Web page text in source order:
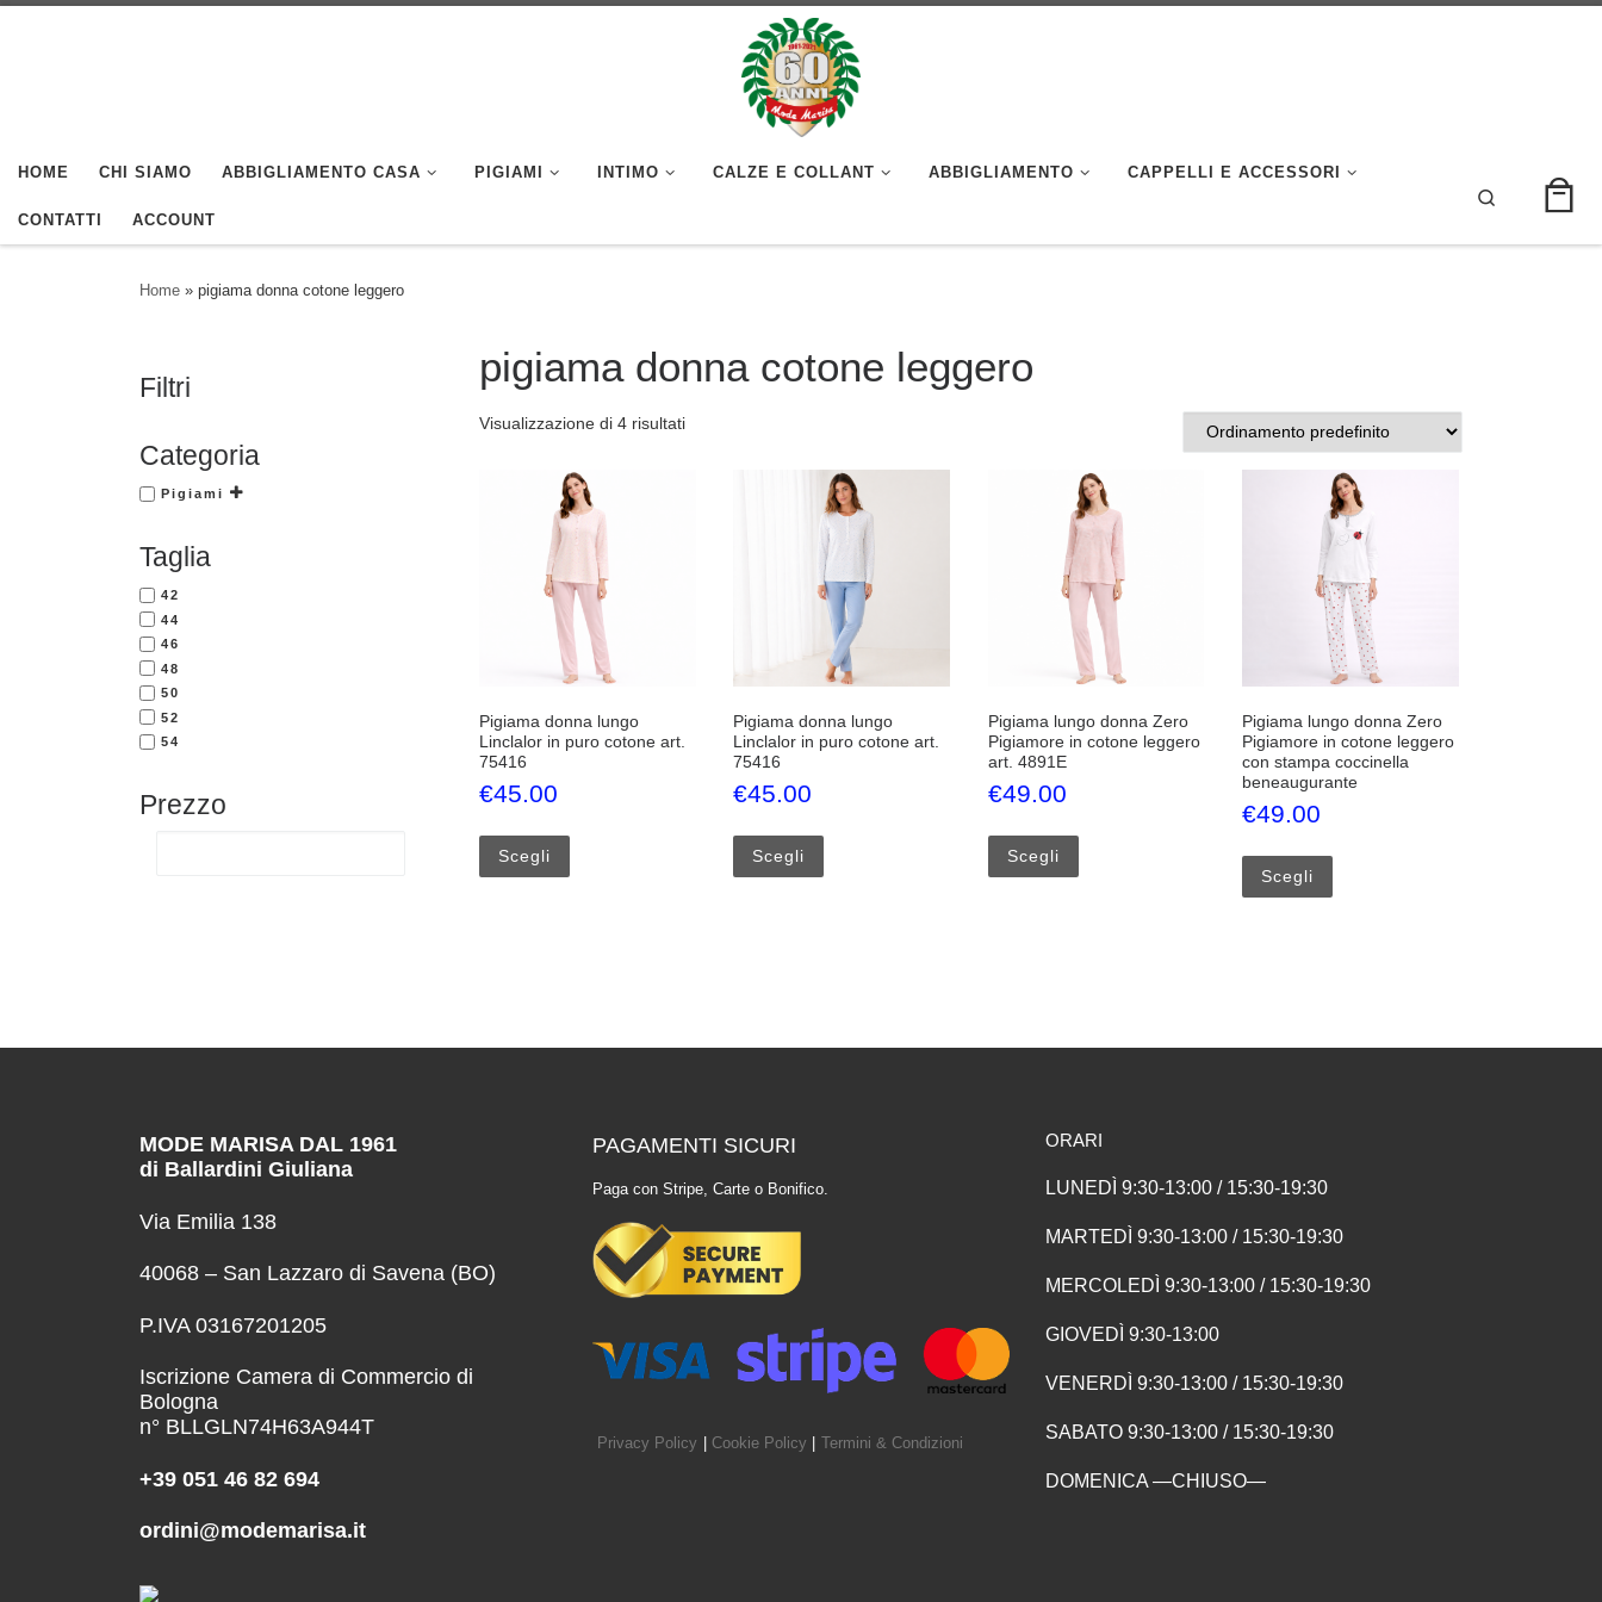
HOME CHI SIAMO ABBIGLIAMENTO CASA PIGIAMI INTIMO CALZE E COLLANT ABBIGLIAMENTO CAPPELLI E ACCESSORI
CONTATTI ACCOUNT
Search
Home » pigiama donna cotone leggero
pigiama donna cotone leggero
Visualizzazione di 4 risultati
Pigiama donna lungo
Linclalor in puro cotone art.
75416
€45.00
Scegli
Questo prodotto ha più varianti. Le opzioni possono essere scelte nella pagina del prodotto
Pigiama donna lungo
Linclalor in puro cotone art.
75416
€45.00
Scegli
Questo prodotto ha più varianti. Le opzioni possono essere scelte nella pagina del prodotto
Pigiama lungo donna Zero
Pigiamore in cotone leggero
art. 4891E
€49.00
Scegli
Questo prodotto ha più varianti. Le opzioni possono essere scelte
Pigiama lungo donna Zero
Pigiamore in cotone leggero
con stampa coccinella
beneaugurante
€49.00
Scegli
Filtri
Categoria
Pigiami
Taglia
42
44
46
48
50
52
54
Prezzo
MODE MARISA DAL 1961
di Ballardini Giuliana
Via Emilia 138
40068 – San Lazzaro di Savena (BO)
P.IVA 03167201205
Iscrizione Camera di Commercio di
Bologna
n° BLLGLN74H63A944T
+39 051 46 82 694
ordini@modemarisa.it
PAGAMENTI SICURI
Paga con Stripe, Carte o Bonifico.
Privacy Policy Cookie Policy Termini & Condizioni
ORARI
LUNEDÌ 9:30-13:00 / 15:30-19:30
MARTEDÌ 9:30-13:00 / 15:30-19:30
MERCOLEDÌ 9:30-13:00 / 15:30-19:30
GIOVEDÌ 9:30-13:00
VENERDÌ 9:30-13:00 / 15:30-19:30
SABATO 9:30-13:00 / 15:30-19:30
DOMENICA —CHIUSO—